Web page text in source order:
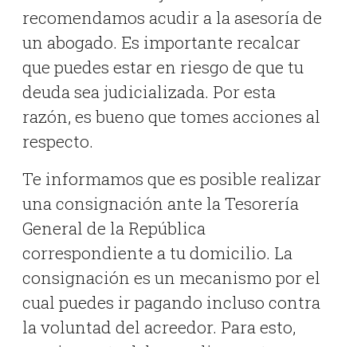
recomendamos acudir a la asesoría de
un abogado. Es importante recalcar
que puedes estar en riesgo de que tu
deuda sea judicializada. Por esta
razón, es bueno que tomes acciones al
respecto.
Te informamos que es posible realizar
una consignación ante la Tesorería
General de la República
correspondiente a tu domicilio. La
consignación es un mecanismo por el
cual puedes ir pagando incluso contra
la voluntad del acreedor. Para esto,